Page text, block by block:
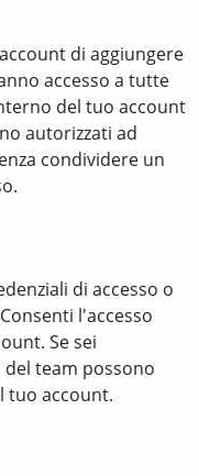
di aggiungere
accesso a tutte
del tuo account
autorizzati ad
condividere un
di accesso o
l'accesso
Se sei
team possono
tuo account.